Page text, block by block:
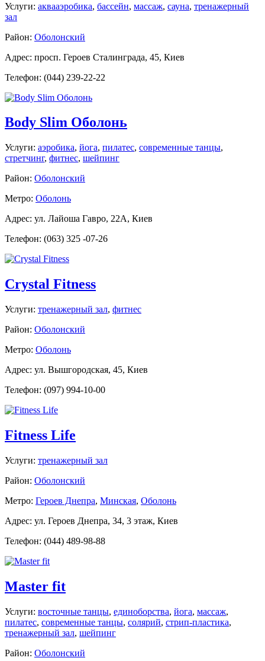
Услуги: аквааэробика, бассейн, массаж, сауна, тренажерный
зал
Район: Оболонский
Адрес: просп. Героев Сталинграда, 45, Киев
Телефон: (044) 239-22-22
Body Slim Оболонь
Услуги: аэробика, йога, пилатес, современные танцы,
стретчинг, фитнес, шейпинг
Район: Оболонский
Метро: Оболонь
Адрес: ул. Лайоша Гавро, 22А, Киев
Телефон: (063) 325 -07-26
Crystal Fitness
Услуги: тренажерный зал, фитнес
Район: Оболонский
Метро: Оболонь
Адрес: ул. Вышгородская, 45, Киев
Телефон: (097) 994-10-00
Fitness Life
Услуги: тренажерный зал
Район: Оболонский
Метро: Героев Днепра, Минская, Оболонь
Адрес: ул. Героев Днепра, 34, 3 этаж, Киев
Телефон: (044) 489-98-88
Master fit
Услуги: восточные танцы, единоборства, йога, массаж,
пилатес, современные танцы, солярий, стрип-пластика,
тренажерный зал, шейпинг
Район: Оболонский